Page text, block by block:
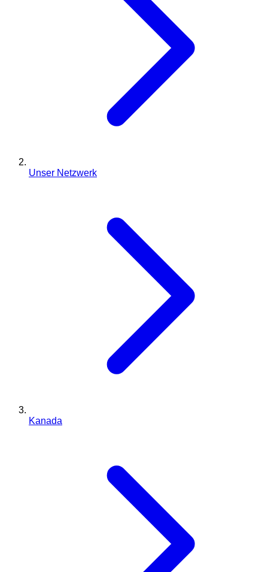
Unser Netzwerk
Kanada